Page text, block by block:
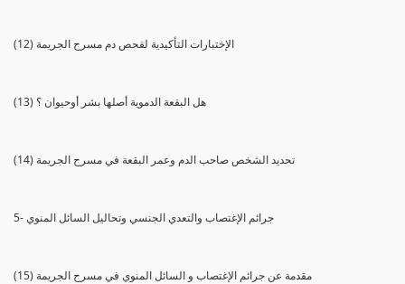
(12) الإختبارات التأكيدية لفحص دم مسرح الجريمة
(13) هل البقعة الدموية أصلها بشر أوحيوان ؟
(14) تحديد الشخص صاحب الدم وعمر البقعة في مسرح الجريمة
5- جرائم الإغتصاب والتعدي الجنسي وتحاليل السائل المنوي
(15) مقدمة عن جرائم الإغتصاب و السائل المنوي في مسرح الجريمة